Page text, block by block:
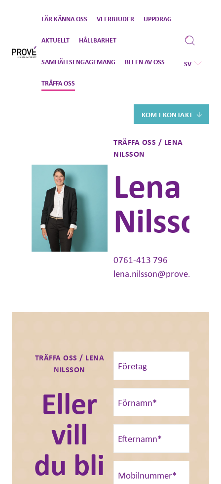
vidare
innehåll
LÄR KÄNNA OSS VI ERBJUDER UPPDRAG
AKTUELLT HÅLLBARHET
SAMHÄLLSENGAGEMANG BLI EN AV OSS
TRÄFFA OSS
SV
KOM I KONTAKT
TRÄFFA OSS / LENA
NILSSON
Lena
Nilsson
0761-413 796
lena.nilsson@prove.se
TRÄFFA OSS / LENA
NILSSON
Eller
vill
du bli